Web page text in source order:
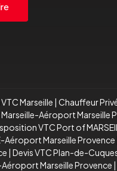
Marseille | Chauffeur
Aéroport Marseille
VTC Port of
Aéroport Marseille Provence
| Devis VTC Plan-de-
Marseille Provence |